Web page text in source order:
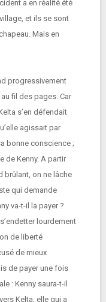
a en réalité été
et ils se sont
Mais en
progressivement
fil des pages. Car
s’en défendait
agissait par
bonne conscience ;
de Kenny. A partir
brûlant, on ne lâche
qui demande
va-t-il la payer ?
lourdement
de liberté
de mieux
de payer une fois
: Kenny saura-t-il
Kelta, elle qui a